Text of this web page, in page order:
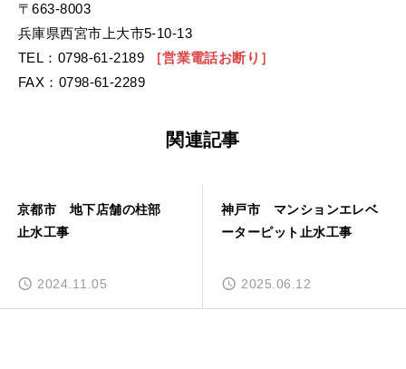
〒663-8003
兵庫県西宮市上大市5-10-13
TEL：0798-61-2189
［営業電話お断り］
FAX：0798-61-2289
関連記事
神戸市 マンションエレベ
ーターピット止水工事
2025.06.12
止水工事の業者選びを兵庫
県で失敗しない再発防止チ
ー！2026.04.02